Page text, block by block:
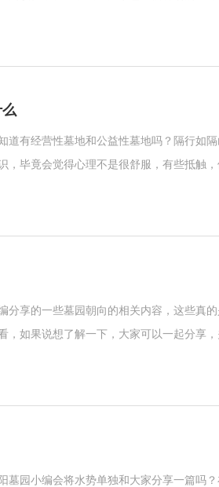
怎么才能买到最合适的墓位，毕竟平时了解
道有经营性墓地和公益性墓地吗？隔行如
，毕竟会觉得心理不是很舒服，有些抵触
别阴森的样子了，现在都是在打造公园式墓
分享的一些墓园朝向的相关内容，这些真
，如果说想了解一下，大家可以一起分享
小编一起来看看吧。
墓园小编会将水势单独和大家分享一篇吗